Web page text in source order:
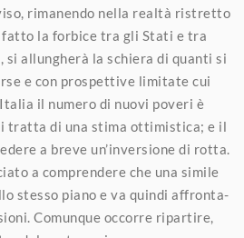
rimanendo nella realtà ristretto
fatto la forbice tra gli Stati e tra
allungherà la schiera di quanti si
e con prospettive limitate cui
il numero di nuovi poveri è
tratta di una stima ottimistica; e il
a breve un’inversione di rotta.
a comprendere che una simile
stesso piano e va quindi affronta-
Comunque occorre ripartire,